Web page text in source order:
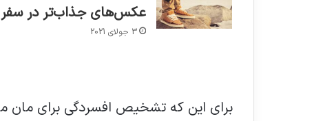
عکس‌های جذاب‌تر در سفر
3 جولای 2021